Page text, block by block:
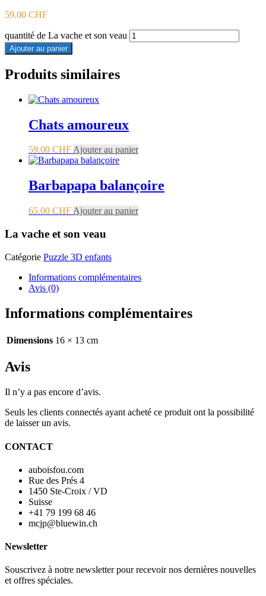
59.00 CHF
quantité de La vache et son veau
Ajouter au panier
Produits similaires
Chats amoureux
59.00 CHFAjouter au panier
Barbapapa balançoire
65.00 CHF Ajouter au panier
La vache et son veau
Catégorie Puzzle 3D enfants
Informations complémentaires
Avis (0)
Informations complémentaires
Dimensions 16 × 13 cm
Avis
Il n’y a pas encore d’avis.
Seuls les clients connectés ayant acheté ce produit ont la possibilité
de laisser un avis.
CONTACT
auboisfou.com
Rue des Prés 4
1450 Ste-Croix / VD
Suisse
+41 79 199 68 46
mcjp@bluewin.ch
Newsletter
Souscrivez à notre newsletter pour recevoir nos dernières nouvelles
et offres spéciales.